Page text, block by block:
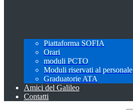
Piattaforma SOFIA
Orari
moduli PCTO
Moduli riservati al personale
Graduatorie ATA
Amici del Galileo
Contatti